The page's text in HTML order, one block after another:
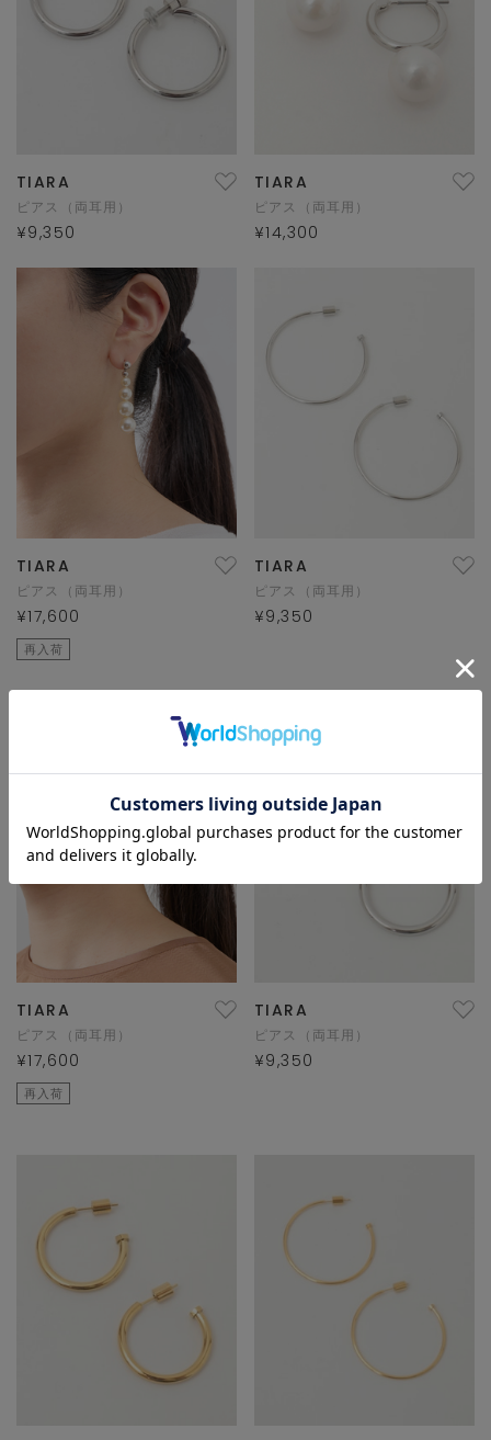
TIARA
ピアス（両耳用）
¥9,350
TIARA
ピアス（両耳用）
¥14,300
TIARA
ピアス（両耳用）
¥17,600
再入荷
TIARA
ピアス（両耳用）
¥9,350
TIARA
ピアス（両耳用）
¥17,600
再入荷
TIARA
ピアス（両耳用）
¥9,350